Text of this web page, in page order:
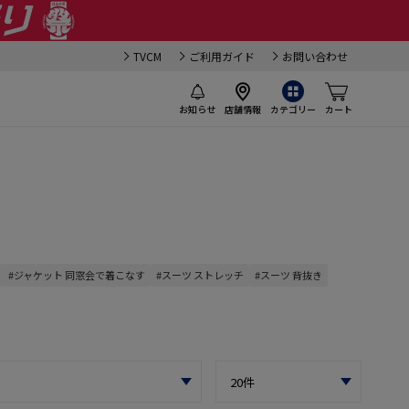
TVCM ご利用ガイド お問い合わせ
お知らせ 店舗情報 カテゴリー カート
#ジャケット 同窓会で着こなす #スーツ ストレッチ #スーツ 背抜き